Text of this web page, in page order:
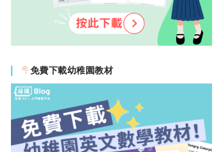
免費下載幼稚園教材